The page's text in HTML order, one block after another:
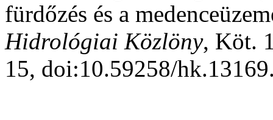
fürdőzés és a
Hidrológiai Közlöny, Köt.
15, doi:10.59258/